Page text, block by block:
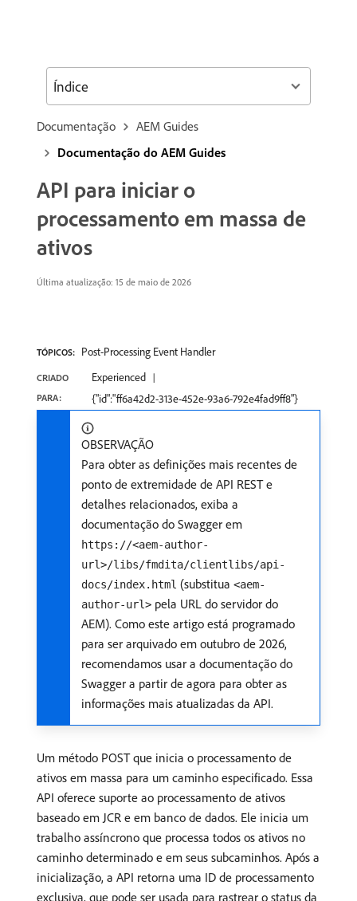
Documentação
AEM Guides
Documentação do AEM Guides
API para iniciar o
processamento em massa de
ativos
Última atualização: 15 de maio de 2026
TÓPICOS: Post-Processing Event Handler
CRIADO
PARA:
Experienced
{"id":"ff6a42d2-313e-452e-93a6-792e4fad9ff8"}
OBSERVAÇÃO
Para obter as definições mais recentes de
ponto de extremidade de API REST e
detalhes relacionados, exiba a
documentação do Swagger em
https://<aem-author-
url>/libs/fmdita/clientlibs/api-
docs/index.html (substitua <aem-
author-url> pela URL do servidor do
AEM). Como este artigo está programado
para ser arquivado em outubro de 2026,
recomendamos usar a documentação do
Swagger a partir de agora para obter as
informações mais atualizadas da API.
Um método POST que inicia o processamento de
ativos em massa para um caminho especificado. Essa
API oferece suporte ao processamento de ativos
baseado em JCR e em banco de dados. Ele inicia um
trabalho assíncrono que processa todos os ativos no
caminho determinado e em seus subcaminhos. Após a
inicialização, a API retorna uma ID de processamento
exclusiva, que pode ser usada para rastrear o status da
Índice